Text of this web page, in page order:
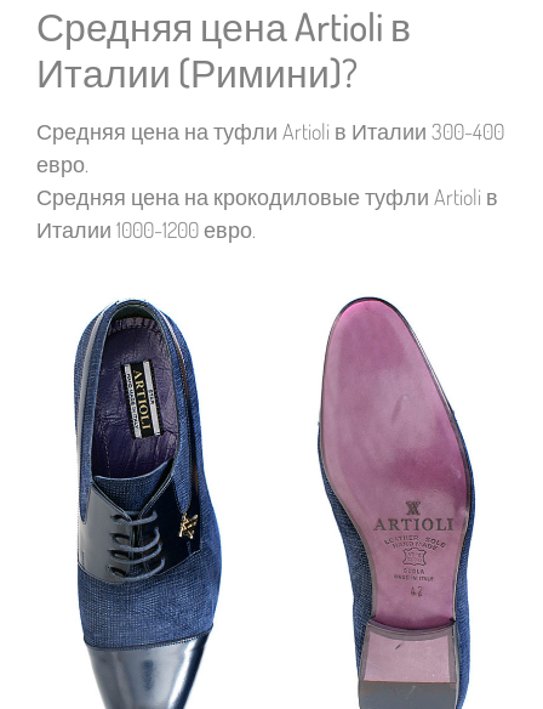
Средняя цена Artioli в
Италии (Римини)?
Средняя цена на туфли Artioli в Италии 300-400
евро.
Средняя цена на крокодиловые туфли Artioli в
Италии 1000-1200 евро.